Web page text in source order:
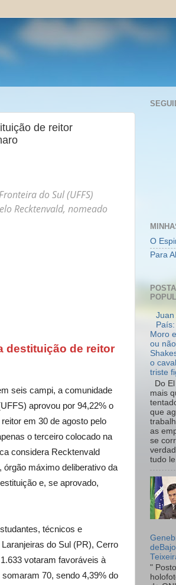
de reitor
do Sul (UFFS)
Recktenvald, nomeado
destituição de reitor
seis campi, a comunidade
aprovou por 94,22% o
em 30 de agosto pelo
o terceiro colocado na
considera Recktenvald
máximo deliberativo da
e, se aprovado,
técnicos e
do Sul (PR), Cerro
votaram favoráveis à
70, sendo 4,39% do
O
Para
Juan
Moro
ou
o
triste
Do
mais
que
as
se
tudo
"